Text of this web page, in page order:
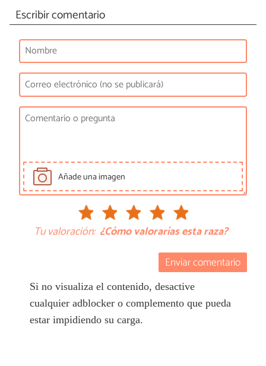
Escribir comentario
Añade una imagen
Tu valoración: ¿Cómo valorarías esta raza?
Enviar comentario
Si no visualiza el contenido, desactive
cualquier adblocker o complemento que pueda
estar impidiendo su carga.